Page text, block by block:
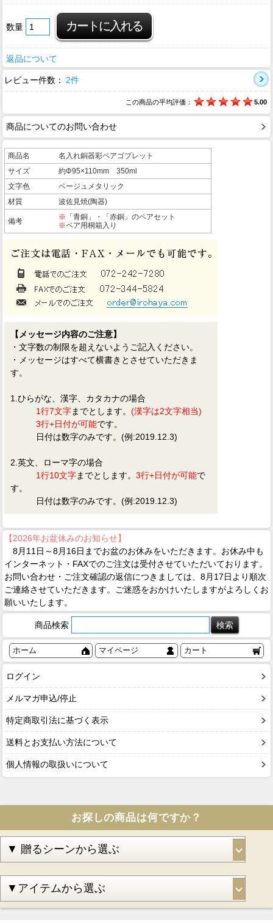
数量
返品について
レビュー件数： 2件
この商品の平均評価： 5.00
商品についてのお問い合わせ
商品名
名入れ銅器彩ペアゴブレット
サイズ
約Φ95×110mm 350ml
文字色
ベージュメタリック
材質
波佐見焼(陶器)
備考 ※ 「青銅」・「赤銅」のペアセット
※ペア用桐箱入り
【メッセージ内容のご注意】
・文字数の制限を超えないようご記入ください。
・メッセージはすべて横書きとさせていただきま
す。
1.ひらがな、漢字、カタカナの場合
1行7文字までとします。 (漢字は2文字相当)
3行+日付が可能です。
日付は数字のみです。(例:2019.12.3)
2.英文、ローマ字の場合
1行10文字までとします。 3行+日付が可能で
す。
日付は数字のみです。(例:2019.12.3)
【2026年お盆休みのお知らせ】
8月11日～8月16日までお盆のお休みをいただきます。お休み中も
インターネット・FAXでのご注文は受付させていただいております。
お問い合わせ・ご注文確認の返信につきましては、8月17日より順次
ご連絡させていただきます。ご迷惑をおかけいたしますがよろしくお
願いいたします。
商品検索
ホーム マイページ カート
ログイン
メルマガ申込/停止
特定商取引法に基づく表示
送料とお支払い方法について
個人情報の取扱いについて
お探しの商品は何ですか？